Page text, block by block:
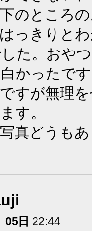
のところ
っきりと
た。おや
かったで
すが無理
す。
真どうも
05日 22:44